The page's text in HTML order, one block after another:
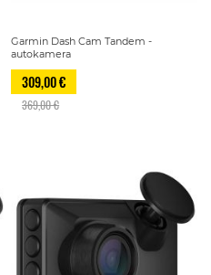
Garmin Dash Cam Tandem -
autokamera
309,00 €
369,00 €